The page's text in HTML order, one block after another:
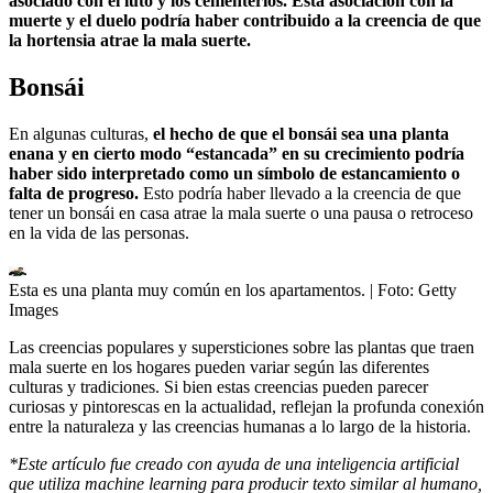
muerte y el duelo podría haber contribuido a la creencia de que
la hortensia atrae la mala suerte.
Bonsái
En algunas culturas, el hecho de que el bonsái sea una planta
enana y en cierto modo “estancada” en su crecimiento podría
haber sido interpretado como un símbolo de estancamiento o
falta de progreso. Esto podría haber llevado a la creencia de que
tener un bonsái en casa atrae la mala suerte o una pausa o retroceso
en la vida de las personas.
Esta es una planta muy común en los apartamentos. | Foto: Getty
Images
Las creencias populares y supersticiones sobre las plantas que traen
mala suerte en los hogares pueden variar según las diferentes
culturas y tradiciones. Si bien estas creencias pueden parecer
curiosas y pintorescas en la actualidad, reflejan la profunda conexión
entre la naturaleza y las creencias humanas a lo largo de la historia.
*Este artículo fue creado con ayuda de una inteligencia artificial
que utiliza machine learning para producir texto similar al humano,